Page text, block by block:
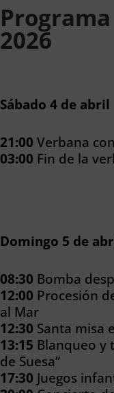
2026
Sábado 4 de
21:00 Verbana
03:00 Fin de la
Domingo 5 de
08:30 Bomba
12:00 Procesión
al Mar
12:30 Santa misa
13:15 Blanqueo y
de Suesa”
17:30 Juegos